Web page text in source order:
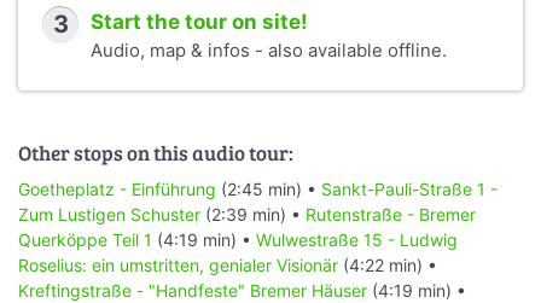
3 Start the tour on site!
Audio, map & infos - also available offline.
Other stops on this audio tour:
Goetheplatz - Einführung (2:45 min) • Sankt-Pauli-Straße 1 -
Zum Lustigen Schuster (2:39 min) • Rutenstraße - Bremer
Querköppe Teil 1 (4:19 min) • Wulwestraße 15 - Ludwig
Roselius: ein umstritten, genialer Visionär (4:22 min) •
Kreftingstraße - "Handfeste" Bremer Häuser (4:19 min) •